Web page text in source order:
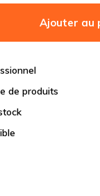
Ajouter au
de produits